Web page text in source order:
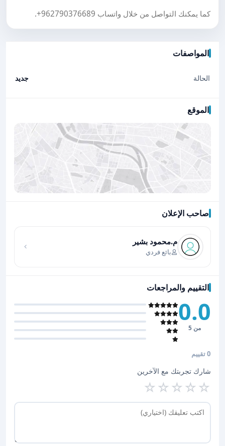
كما يمكنك التواصل من خلال واتساب +962790376689
.
المواصفات
الحالة جديد
الموقع
صاحب الإعلان
م.محمود بشير
بائع فردي
التقييم والمراجعات
0.0
من 5
0 تقييم
شارك تجربتك مع الآخرين
☆
☆
☆
☆
☆